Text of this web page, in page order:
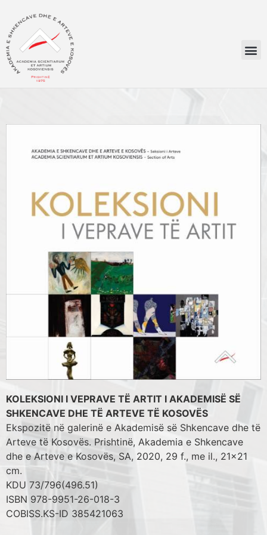
KOLEKSIONI I VEPRAVE TË ARTIT I AKADEMISË SË
SHKENCAVE DHE TË ARTEVE TË KOSOVËS
Ekspozitë në galerinë e Akademisë së Shkencave dhe të
Arteve të Kosovës. Prishtinë, Akademia e Shkencave
dhe e Arteve e Kosovës, SA, 2020, 29 f., me il., 21x21
cm.
KDU 73/796(496.51)
ISBN 978-9951-26-018-3
COBISS.KS-ID 385421063